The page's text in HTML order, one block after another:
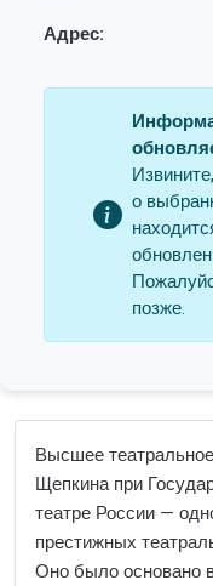
Адрес:
о
позже.
Высшее
Щепкина при
театре России —
престижных
Оно было основано